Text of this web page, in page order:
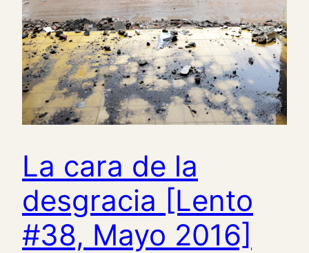
La cara de la
desgracia [Lento
#38, Mayo 2016]